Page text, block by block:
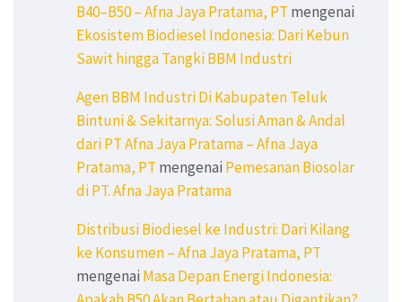
B40–B50 – Afna Jaya Pratama, PT mengenai
Ekosistem Biodiesel Indonesia: Dari Kebun
Sawit hingga Tangki BBM Industri
Agen BBM Industri Di Kabupaten Teluk
Bintuni & Sekitarnya: Solusi Aman & Andal
dari PT Afna Jaya Pratama – Afna Jaya
Pratama, PT mengenai Pemesanan Biosolar
di PT. Afna Jaya Pratama
Distribusi Biodiesel ke Industri: Dari Kilang
ke Konsumen – Afna Jaya Pratama, PT
mengenai Masa Depan Energi Indonesia: